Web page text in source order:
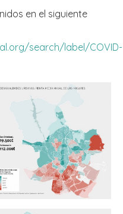
en el siguiente
search/label/COVID-